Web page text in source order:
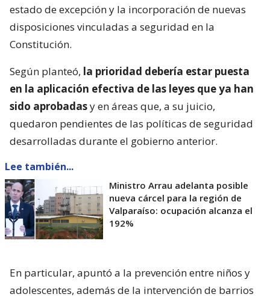
estado de excepción y la incorporación de nuevas
disposiciones vinculadas a seguridad en la
Constitución.
Según planteó, la prioridad debería estar puesta
en la aplicación efectiva de las leyes que ya han
sido aprobadasy en áreas que, a su juicio,
quedaron pendientes de las políticas de seguridad
desarrolladas durante el gobierno anterior.
Lee también...
Ministro Arrau adelanta posible
nueva cárcel para la región de
Valparaíso: ocupación alcanza el
192%
En particular, apuntó a la prevención entre niños y
adolescentes, además de la intervención de barrios